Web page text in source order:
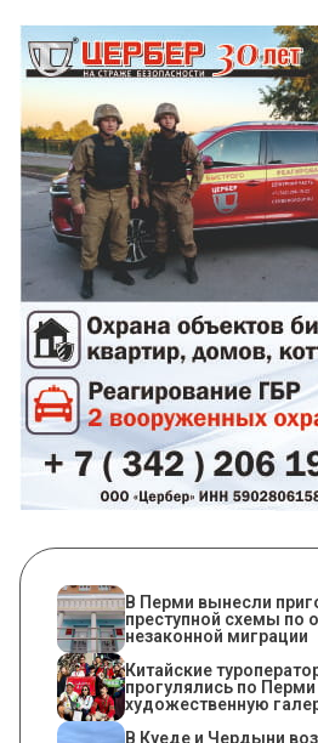
В Перми вынесли
преступной схемы по
незаконной миграции
Китайские
прогулялись по Перми
художественную
В Куеде и Чердыни